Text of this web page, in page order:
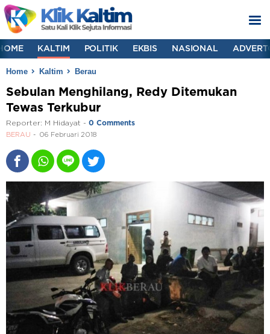
KALTIM POLITIK EKBIS NASIONAL
Home Kaltim Berau
Sebulan Menghilang, Redy Ditemukan
Tewas Terkubur
Reporter: M Hidayat - 0 Comments
BERAU 06 Februari 2018